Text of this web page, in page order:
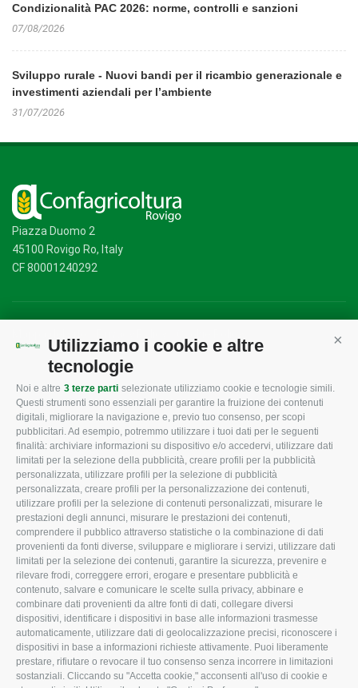
Utilizziamo i cookie e altre
tecnologie
Noi e altre 3 terze parti selezionate utilizziamo cookie e tecnologie simili.
Questi strumenti sono essenziali per garantire la fruizione dei contenuti
digitali, migliorare la navigazione e, previo tuo consenso, per scopi
pubblicitari. Ad esempio, potremmo utilizzare i tuoi dati per le seguenti
finalità: archiviare informazioni su dispositivo e/o accedervi, utilizzare dati
limitati per la selezione della pubblicità, creare profili per la pubblicità
personalizzata, utilizzare profili per la selezione di pubblicità
personalizzata, creare profili per la personalizzazione dei contenuti,
utilizzare profili per la selezione di contenuti personalizzati, misurare le
prestazioni degli annunci, misurare le prestazioni dei contenuti,
comprendere il pubblico attraverso statistiche o la combinazione di dati
provenienti da fonti diverse, sviluppare e migliorare i servizi, utilizzare dati
limitati per la selezione dei contenuti, garantire la sicurezza, prevenire e
rilevare frodi, correggere errori, erogare e presentare pubblicità e
contenuto, salvare e comunicare le scelte sulla privacy, abbinare e
combinare dati provenienti da altre fonti di dati, collegare diversi
dispositivi, identificare i dispositivi in base alle informazioni trasmesse
automaticamente, utilizzare dati di geolocalizzazione precisi, riconoscere i
dispositivi in base a informazioni richieste attivamente. Puoi liberamente
prestare, rifiutare o revocare il tuo consenso senza incorrere in limitazioni
sostanziali. Cliccando su "Accetta cookie," acconsenti all'uso di cookie e
Condizionalità PAC 2026: norme, controlli e sanzioni
07/08/2026
Sviluppo rurale - Nuovi bandi per il ricambio generazionale e
investimenti aziendali per l’ambiente
31/07/2026
Piazza Duomo 2
45100 Rovigo Ro, Italy
CF 80001240292
CONFAGRICOLTURA
ROVIGO
L'Associazione
Missione e Progetto
Organigramma aziendale
I Nostri Servizi
Uffici della Sede
provinciale
Le Sedi di Zona
Agricoltori S.r.l.
Whistleblowing
Confagricoltura Rovigo e
Agricoltori srl
CONFAGRICOLTURA
INFORMA
Tecnico
Fiscale
Lavoro
Ambiente
Associazione
CONFAGRICOLTURA
ATTIVA
Notizie in evidenza
Eventi
Comunicati Stampa